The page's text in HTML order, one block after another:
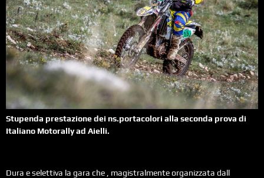
Stupenda prestazione dei ns.portacolori alla seconda prova di
Italiano Motorally ad Aielli.
Dura e selettiva la gara che , magistralmente organizzata dall